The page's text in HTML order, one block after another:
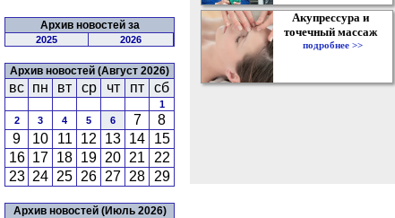
Архив новостей за
2025 2026
Архив новостей (Август 2026)
вс пн вт ср чт пт сб
1
2
3 4 5 6 7
8
9
10 11 12 13 14
15
16 17 18 19 20 21
22
23 24 25 26 27 28 29
Архив новостей (Июль 2026)
Акупрессура и
точечный массаж
подробнее >>